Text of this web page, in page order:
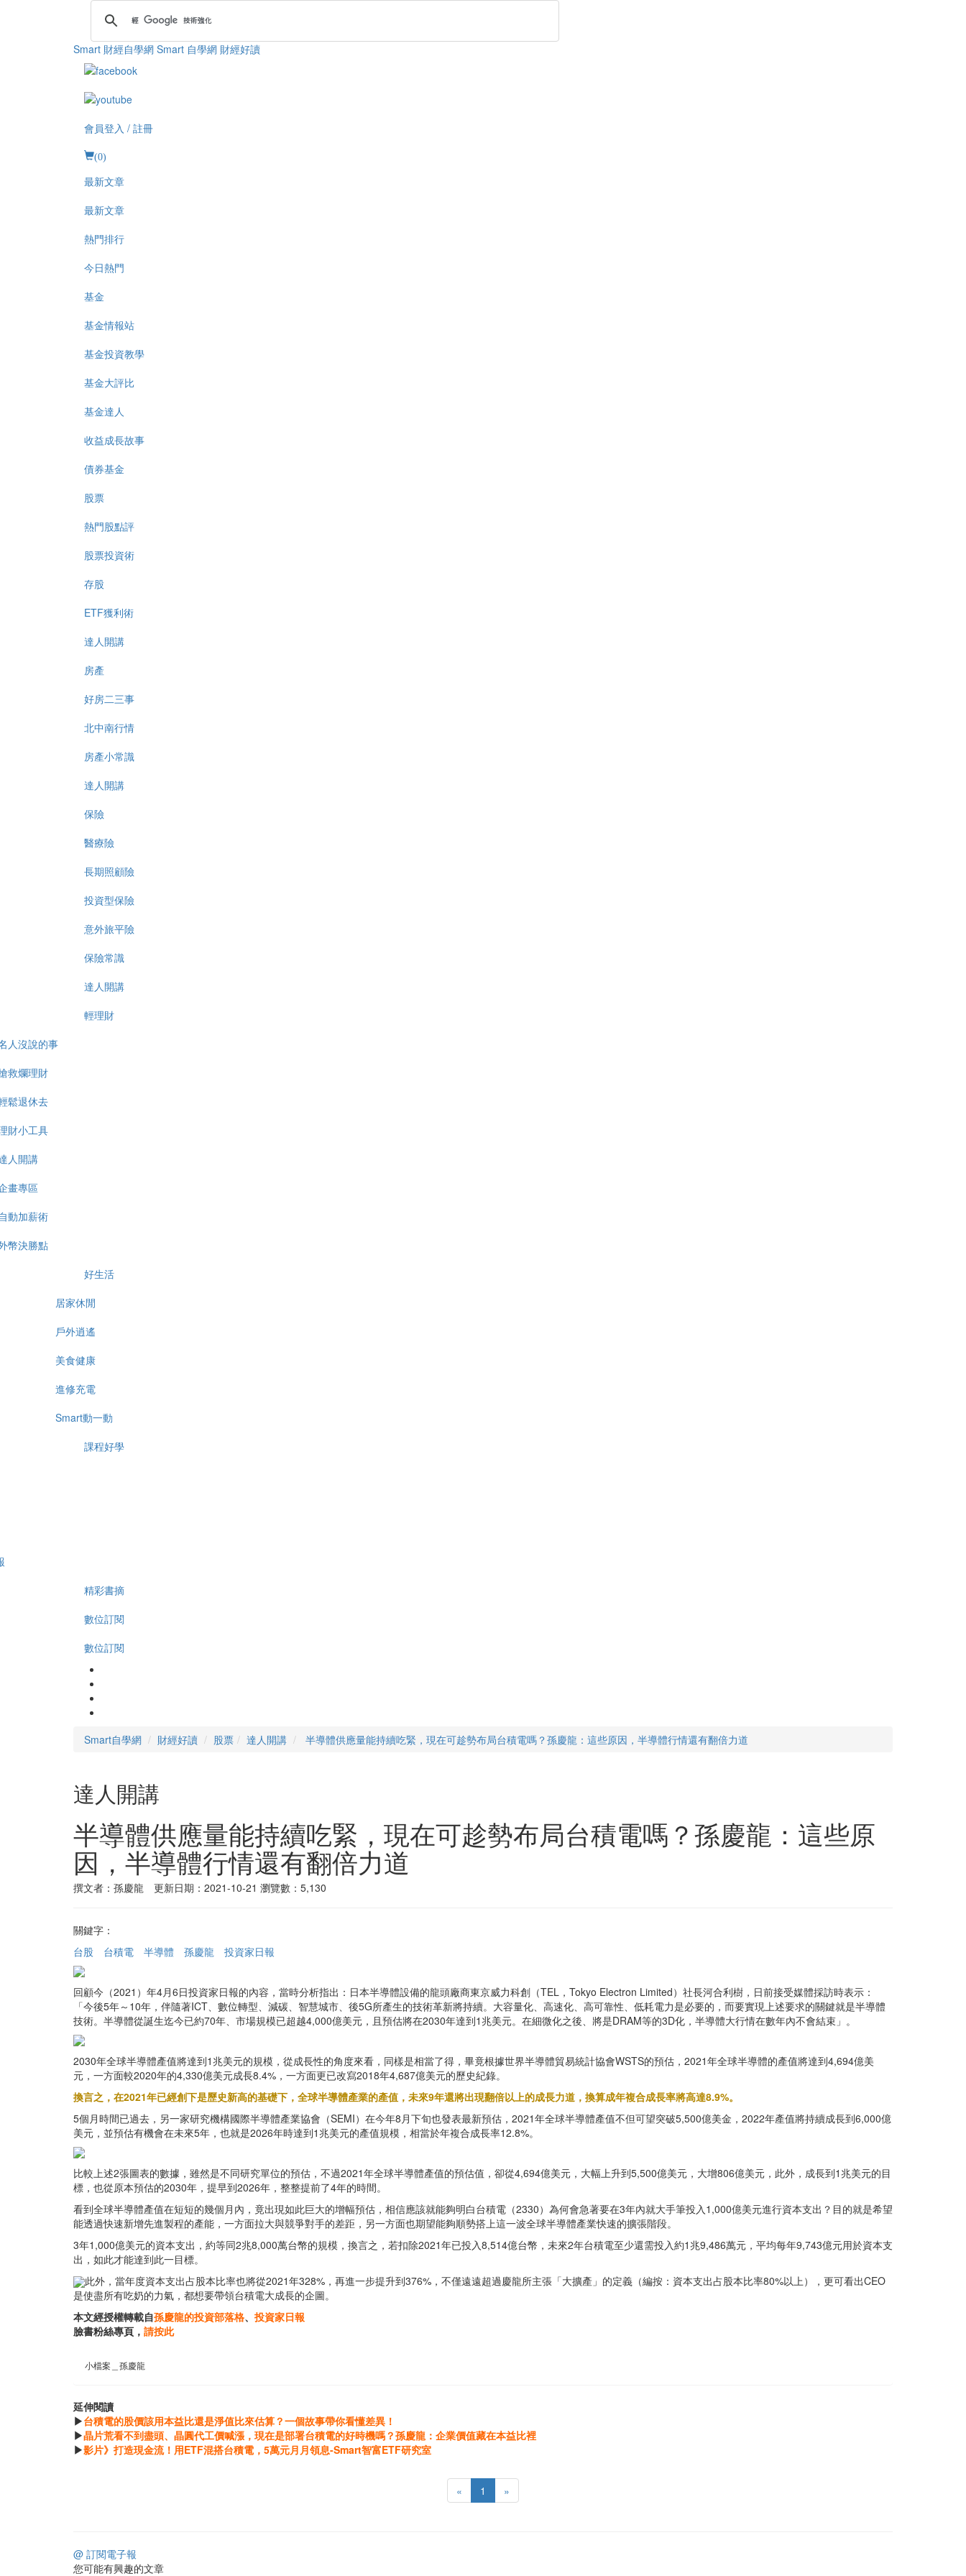
Smart 財經自學網 Smart 自學網 財經好讀
會員登入 / 註冊
(0)
最新文章
最新文章
熱門排行
今日熱門
基金
基金情報站
基金投資教學
基金大評比
基金達人
收益成長故事
債券基金
股票
熱門股點評
股票投資術
存股
ETF獲利術
達人開講
房產
好房二三事
北中南行情
房產小常識
達人開講
保險
醫療險
長期照顧險
投資型保險
意外旅平險
保險常識
達人開講
輕理財
人沒說的事
救爛理財
鬆退休去
財小工具
人開講
畫專區
動加薪術
幣決勝點
好生活
居家休閒
戶外逍遙
美食健康
進修充電
Smart動一動
課程好學
精彩書摘
數位訂閱
數位訂閱
Smart自學網 財經好讀 股票 達人開講 半導體供應量能持續吃緊，現在可趁勢布局台積電嗎？孫慶龍：這些原因，半導體行情還有翻倍力道
達人開講
半導體供應量能持續吃緊，現在可趁勢布局台積電嗎？孫慶龍：這些原
因，半導體行情還有翻倍力道
撰文者：孫慶龍 更新日期：2021-10-21 瀏覽數：5,130
關鍵字：
台股
台積電 半導體 孫慶龍 投資家日報
回顧今（2021）年4月6日投資家日報的內容，當時分析指出：日本半導體設備的龍頭廠商東京威力科創（TEL，Tokyo Electron Limited）社長河合利樹，日前接受媒體採訪時表示：
「今後5年～10年，伴隨著ICT、數位轉型、減碳、智慧城市、後5G所產生的技術革新將持續。大容量化、高速化、高可靠性、低耗電力是必要的，而要實現上述要求的關鍵就是半導體
技術。半導體從誕生迄今已約70年、市場規模已超越4,000億美元，且預估將在2030年達到1兆美元。在細微化之後、將是DRAM等的3D化，半導體大行情在數年內不會結束」。
2030年全球半導體產值將達到1兆美元的規模，從成長性的角度來看，同樣是相當了得，畢竟根據世界半導體貿易統計協會WSTS的預估，2021年全球半導體的產值將達到4,694億美
元，一方面較2020年的4,330億美元成長8.4%，一方面更已改寫2018年4,687億美元的歷史紀錄。
換言之，在2021年已經創下是歷史新高的基礎下，全球半導體產業的產值，未來9年還將出現翻倍以上的成長力道，換算成年複合成長率將高達8.9%。
5個月時間已過去，另一家研究機構國際半導體產業協會（SEMI）在今年8月下旬也發表最新預估，2021年全球半導體產值不但可望突破5,500億美金，2022年產值將持續成長到6,000億
美元，並預估有機會在未來5年，也就是2026年時達到1兆美元的產值規模，相當於年複合成長率12.8%。
比較上述2張圖表的數據，雖然是不同研究單位的預估，不過2021年全球半導體產值的預估值，卻從4,694億美元，大幅上升到5,500億美元，大增806億美元，此外，成長到1兆美元的目
標，也從原本預估的2030年，提早到2026年，整整提前了4年的時間。
看到全球半導體產值在短短的幾個月內，竟出現如此巨大的增幅預估，相信應該就能夠明白台積電（2330）為何會急著要在3年內就大手筆投入1,000億美元進行資本支出？目的就是希望
能透過快速新增先進製程的產能，一方面拉大與競爭對手的差距，另一方面也期望能夠順勢搭上這一波全球半導體產業快速的擴張階段。
3年1,000億美元的資本支出，約等同2兆8,000萬台幣的規模，換言之，若扣除2021年已投入8,514億台幣，未來2年台積電至少還需投入約1兆9,486萬元，平均每年9,743億元用於資本支
出，如此才能達到此一目標。
此外，當年度資本支出占股本比率也將從2021年328%，再進一步提升到376%，不僅遠遠超過慶龍所主張「大擴產」的定義（編按：資本支出占股本比率80%以上），更可看出CEO
是使盡所有吃奶的力氣，都想要帶領台積電大成長的企圖。
本文經授權轉載自孫慶龍的投資部落格、 投資家日報
臉書粉絲專頁， 請按此
小檔案＿孫慶龍
延伸閱讀
▶台積電的股價該用本益比還是淨值比來估算？一個故事帶你看懂差異！
▶晶片荒看不到盡頭、晶圓代工價喊漲，現在是部署台積電的好時機嗎？孫慶龍：企業價值藏在本益比裡
▶影片》打造現金流！用ETF混搭台積電，5萬元月月領息-Smart智富ETF研究室
« 1 »
@ 訂閱電子報
您可能有興趣的文章